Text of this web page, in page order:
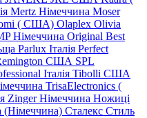
Mertz Німеччина Moser
( США) Olaplex Olivia
Німеччина Original Best
Parlux Італія Perfect
США SPL
Італія Tibolli США
TrisaElectronics (
Zinger Німеччина Ножиці
Сталекс Стиль